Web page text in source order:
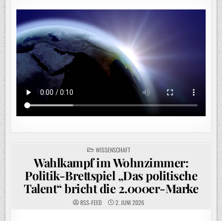
POSTED
IN
WISSENSCHAFT
Wahlkampf im Wohnzimmer:
Politik-Brettspiel „Das politische
Talent“ bricht die 2.000er-Marke
RSS-FEED 2. JUNI 2026